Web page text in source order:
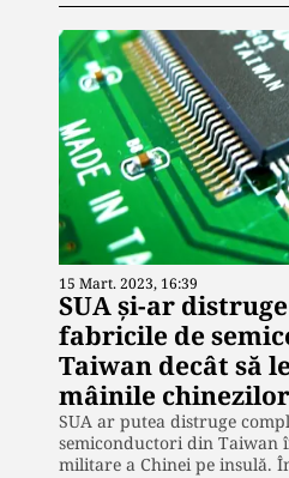
15 Mart. 2023, 16:39
SUA și-ar
fabricile de
Taiwan decât să
mâinile chinezilor
SUA ar putea distruge
semiconductori din Taiwan
militare a Chinei pe insulă.